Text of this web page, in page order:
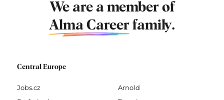
We are a member of
Alma Career family.
Central Europe
Jobs.cz
Arnold